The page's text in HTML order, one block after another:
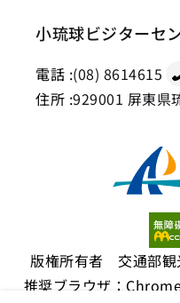
小琉球ビジターセ
電話 :(08) 8614615
住所 :929001 屏東県
版権所有者 交通部観
推奨ブラウザ：